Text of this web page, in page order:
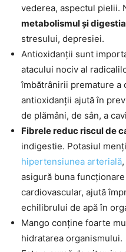
vederea, aspectul pielii.
metabolismul și digestia
stresului, depresiei.
Antioxidanții sunt
atacului nociv al
îmbătrânirii premature a
antioxidanții ajută în
de plămâni, de sân, a
Fibrele reduc riscul de
indigestie. Potasiul
hipertensiunea arterială
asigură buna
cardiovascular, ajută
echilibrului de apă în
Mango conține foarte
hidratarea organismului.